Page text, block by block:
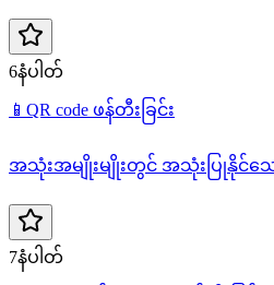
6နံပါတ်
📱 QR code ဖန်တီးခြင်း
အသုံးအမျိုးမျိုးတွင် အသုံးပြုနိုင်သ
7နံပါတ်